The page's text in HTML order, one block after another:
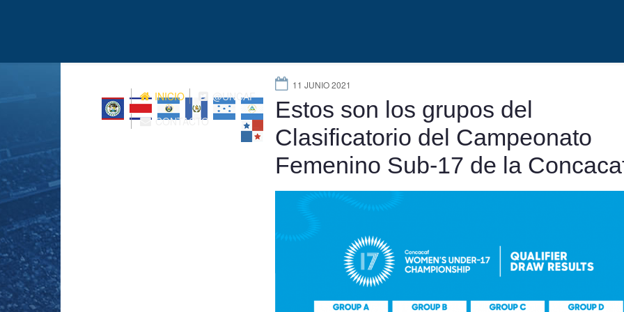
INICIO
@UNCAF
CONTACTO
11 JUNIO 2021
Estos son los grupos del
Clasificatorio del Campeonato
Femenino Sub-17 de la